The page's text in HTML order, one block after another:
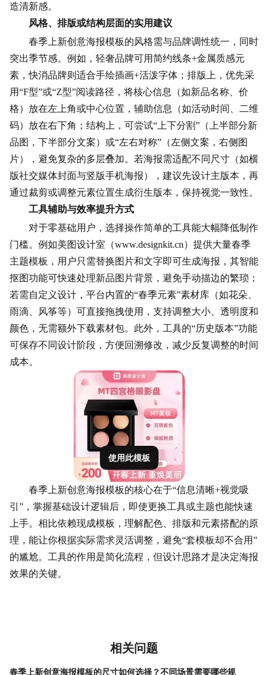
造清新感。
风格、排版或结构层面的实用建议
春季上新创意海报模板的风格需与品牌调性统一，同时
突出季节感。例如，轻奢品牌可用简约线条+金属质感元
素，快消品牌则适合手绘插画+活泼字体；排版上，优先采
用“F型”或“Z型”阅读路径，将核心信息（如新品名称、价
格）放在左上角或中心位置，辅助信息（如活动时间、二维
码）放在右下角；结构上，可尝试“上下分割”（上半部分新
品图，下半部分文案）或“左右对称”（左侧文案，右侧图
片），避免复杂的多层叠加。若海报需适配不同尺寸（如横
版社交媒体封面与竖版手机海报），建议先设计主版本，再
通过裁剪或调整元素位置生成衍生版本，保持视觉一致性。
工具辅助与效率提升方式
对于零基础用户，选择操作简单的工具能大幅降低制作
门槛。例如美图设计室（www.designkit.cn）提供大量春季
主题模板，用户只需替换图片和文字即可生成海报，其智能
抠图功能可快速处理新品图片背景，避免手动描边的繁琐；
若需自定义设计，平台内置的“春季元素”素材库（如花朵、
雨滴、风筝等）可直接拖拽使用，支持调整大小、透明度和
颜色，无需额外下载素材包。此外，工具的“历史版本”功能
可保存不同设计阶段，方便回溯修改，减少反复调整的时间
成本。
使用此模板
春季上新创意海报模板的核心在于“信息清晰+视觉吸
引”，掌握基础设计逻辑后，即使更换工具或主题也能快速
上手。相比依赖现成模板，理解配色、排版和元素搭配的原
理，能让你根据实际需求灵活调整，避免“套模板却不合用”
的尴尬。工具的作用是简化流程，但设计思路才是决定海报
效果的关键。
相关问题
春季上新创意海报模板的尺寸如何选择？不同场景需要哪些规